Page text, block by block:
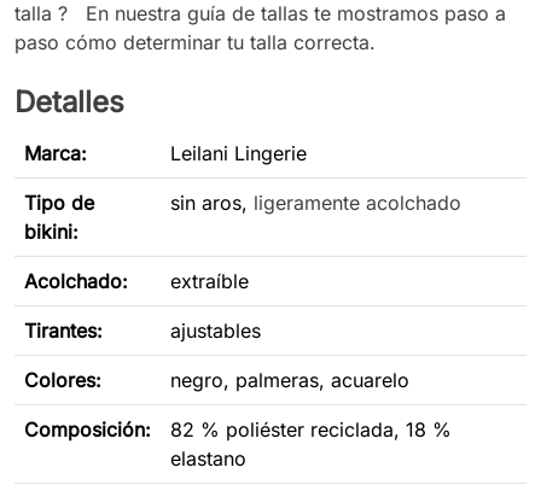
talla ? En nuestra guía de tallas te mostramos paso a
paso cómo determinar tu talla correcta.
Detalles
Marca: Leilani Lingerie
Tipo de
bikini:
sin aros, ligeramente acolchado
Acolchado: extraíble
Tirantes: ajustables
Colores: negro, palmeras, acuarelo
Composición:
82 % poliéster reciclada, 18 %
elastano